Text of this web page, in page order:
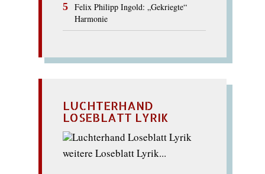
Felix Philipp Ingold: „Gekriegte“
Harmonie
LUCHTERHAND
LOSEBLATT LYRIK
weitere Loseblatt Lyrik...